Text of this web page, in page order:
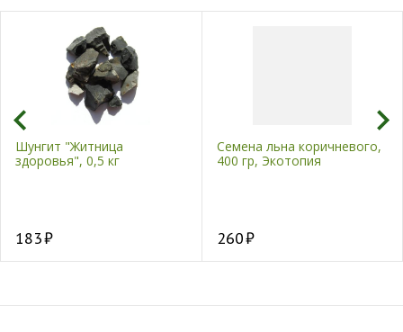
Шунгит "Житница
здоровья", 0,5 кг
183
Семена льна коричневого,
400 гр, Экотопия
260